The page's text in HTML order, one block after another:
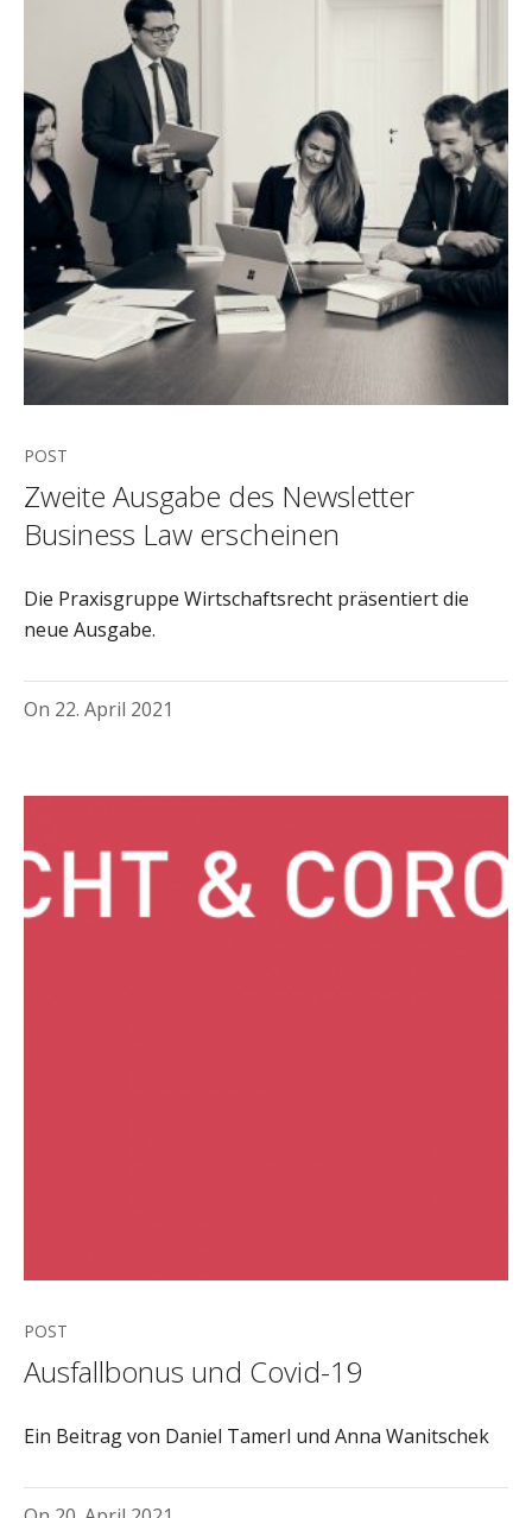
POST
Zweite Ausgabe des Newsletter
Business Law erscheinen
Die Praxisgruppe Wirtschaftsrecht präsentiert die
neue Ausgabe.
On 22. April 2021
POST
Ausfallbonus und Covid-19
Ein Beitrag von Daniel Tamerl und Anna Wanitschek